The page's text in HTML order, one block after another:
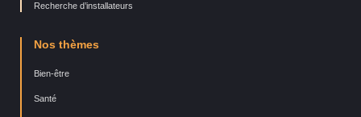
Recherche d’installateurs
Nos thèmes
Bien-être
Santé